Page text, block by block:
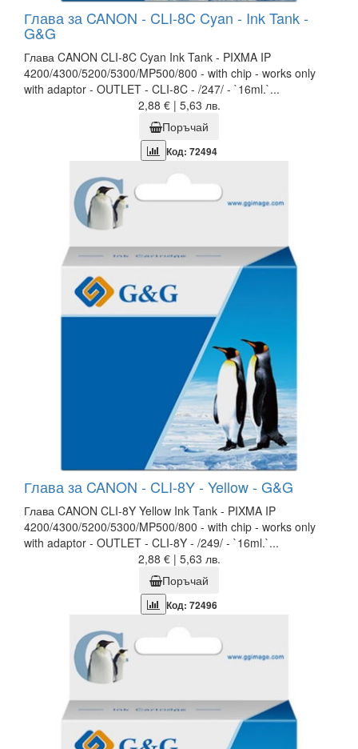
Глава за CANON - CLI-8C Cyan - Ink Tank -
G&G
Глава CANON CLI-8C Cyan Ink Tank - PIXMA IP
4200/4300/5200/5300/MP500/800 - with chip - works only
with adaptor - OUTLET - CLI-8C - /247/ - `16ml.`...
2,88 € | 5,63 лв.
Поръчай
Код: 72494
Глава за CANON - CLI-8Y - Yellow - G&G
Глава CANON CLI-8Y Yellow Ink Tank - PIXMA IP
4200/4300/5200/5300/MP500/800 - with chip - works only
with adaptor - OUTLET - CLI-8Y - /249/ - `16ml.`...
2,88 € | 5,63 лв.
Поръчай
Код: 72496